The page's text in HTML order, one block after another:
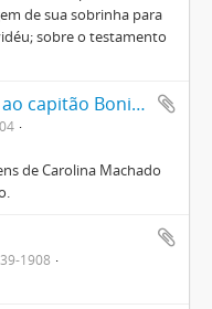
de sua sobrinha para
sobre o testamento
Cartas de Machado de Assis ao capitão Bonifácio
de Carolina Machado
1908